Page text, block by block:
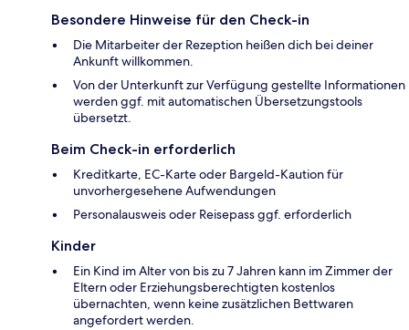
Besondere Hinweise für den Check-in
Die Mitarbeiter der Rezeption heißen dich bei deiner
Ankunft willkommen.
Von der Unterkunft zur Verfügung gestellte Informationen
werden ggf. mit automatischen Übersetzungstools
übersetzt.
Beim Check-in erforderlich
Kreditkarte, EC-Karte oder Bargeld-Kaution für
unvorhergesehene Aufwendungen
Personalausweis oder Reisepass ggf. erforderlich
Kinder
Ein Kind im Alter von bis zu 7 Jahren kann im Zimmer der
Eltern oder Erziehungsberechtigten kostenlos
übernachten, wenn keine zusätzlichen Bettwaren
angefordert werden.